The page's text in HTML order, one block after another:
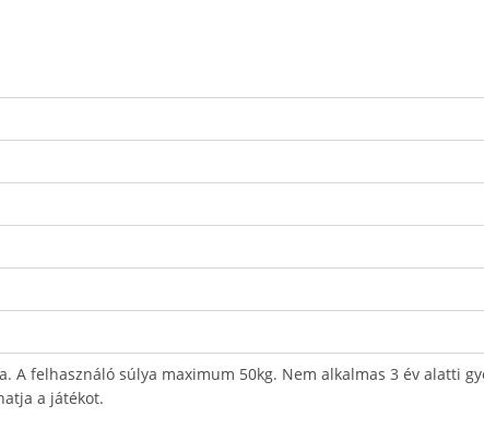
A felhasználó súlya maximum 50kg. Nem alkalmas 3 év alatti
a játékot.